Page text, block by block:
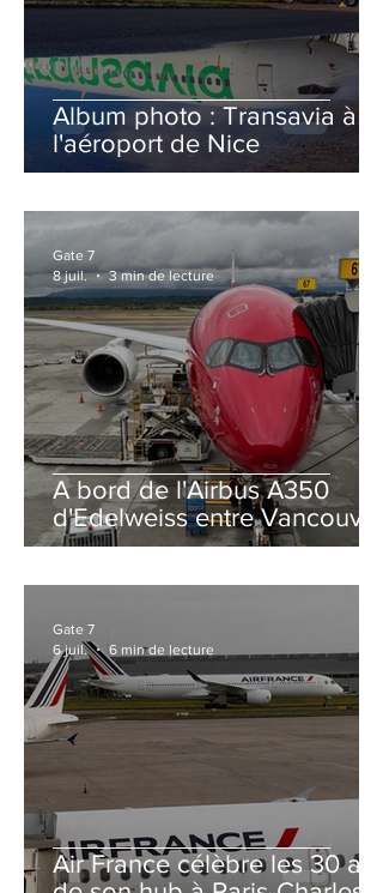
Album photo : Transavia à
l'aéroport de Nice
A bord de l'Airbus A350
d'Edelweiss entre Vancouver
et Zurich
Gate 7
8 juil.
3 min de lecture
Air France célèbre les 30 ans
Gate 7
6 juil.
6 min de lecture